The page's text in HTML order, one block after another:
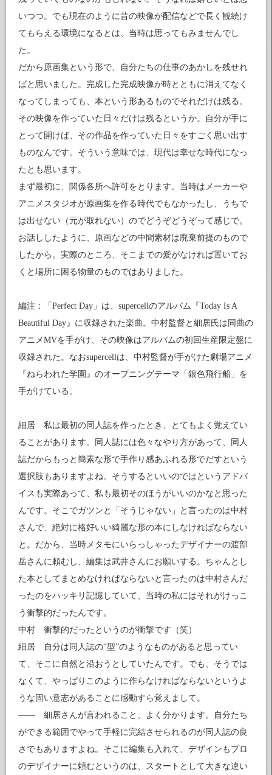
いつつ。でも現在のように昔の映像が配信などで長く観続け
てもらえる環境になるとは、当時は思ってもみませんでし
た。
だから原画集という形で、自分たちの仕事のあかしを残せれ
ばと思いました。完成した完成映像が時とともに消えてなく
なってしまっても、本という形あるものでそれだけは残る。
その映像を作っていた日々だけは残るというか。自分が手に
とって開けば、その作品を作っていた日々をすごく思い出す
ものなんです。そういう意味では、現代は幸せな時代になっ
たとも思います。
まず最初に、関係各所へ許可をとります。当時はメーカーや
アニメスタジオが原画集を作る時代でもなかったし、うちで
は出せない（元が取れない）のでどうぞどうぞって感じで。
お話ししたように、原画などの中間素材は廃棄前提のもので
したから。実際のところ、そこまでの愛がなければ置いてお
くと場所に困る物量のものではありました。
編注：「Perfect Day」は、supercellのアルバム『Today Is A
Beautiful Day』に収録された楽曲。中村監督と細居氏は同曲の
アニメMVを手がけ、その映像はアルバムの初回生産限定盤に
収録された。なおsupercellは、中村監督が手がけた劇場アニメ
『ねらわれた学園』のオープニングテーマ「銀色飛行船」を
手がけている。
細居 私は最初の同人誌を作ったとき、とてもよく覚えてい
ることがあります。同人誌には色々なやり方があって、同人
誌だからもっと簡素な形で手作り感あふれる形でだすという
選択肢もありますよね。そうするといいのではというアドバ
イスも実際あって、私も最初そのほうがいいのかなと思った
んです。そこでガツンと「そうじゃない」と言ったのは中村
さんで、絶対に格好いい綺麗な形の本にしなければならない
と。だから、当時メタモにいらっしゃったデザイナーの渡部
岳さんに頼むし、編集は武井さんにお願いする。ちゃんとし
た本としてまとめなければならないと言ったのは中村さんだ
ったのをハッキリ記憶していて、当時の私にはそれがけっこ
う衝撃的だったんです。
中村 衝撃的だったというのが衝撃です（笑）
細居 自分は同人誌の“型”のようなものがあると思ってい
て、そこに自然と沿おうとしていたんです。でも、そうでは
なくて、やっぱりこのように作らなければならないというよ
うな固い意志があることに感動すら覚えまして。
―― 細居さんが言われること、よく分かります。自分たち
ができる範囲でやって手軽に完結させられるのが同人誌の良
さでもありますよね。そこに編集も入れて、デザインもプロ
のデザイナーに頼むというのは、スタートとして大きな違い